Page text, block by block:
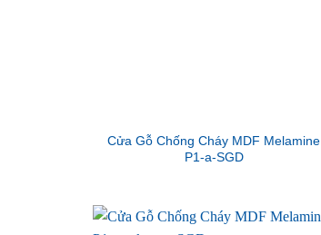
Cửa Gỗ Chống Cháy MDF Melamine
P1-a-SGD